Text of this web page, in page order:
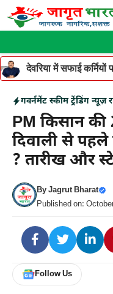
Skip
to
देवरिया में सफाई
गवर्नमेंट स्कीम ट्रेंडिंग न्यूज़
PM किसान की
दिवाली से
? तारीख और
ByJagrut Bharat
Published on:
Follow Us